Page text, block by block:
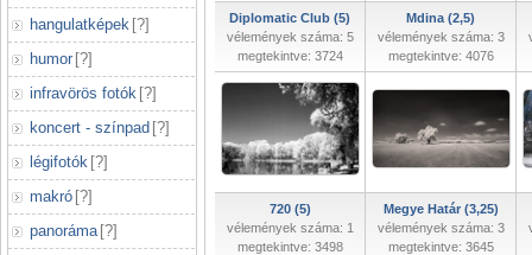
hangulatképek [?]
humor [?]
infravörös fotók [?]
koncert - színpad [?]
légifotók [?]
makró [?]
panoráma [?]
Diplomatic Club (5)
vélemények száma: 5
megtekintve: 3724
Mdina (2,5)
vélemények száma: 3
megtekintve: 4076
720 (5)
vélemények száma: 1
megtekintve: 3498
Megye Határ (3,25)
vélemények száma: 3
megtekintve: 3645